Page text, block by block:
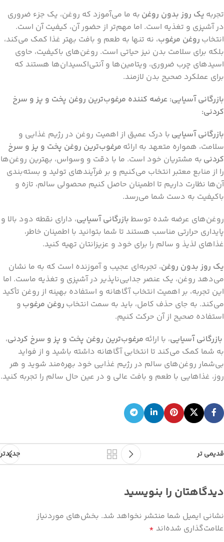
تجربه یک روز بدون روغن به ما می‌آموزد که روغن، یک جزء ضروری
در آشپزی و تغذیه است. اما مهم‌تر از حضور آن، کیفیت آن است.
انتخاب روغن مرغوب، نه تنها به طعم و بافت بهتر غذا کمک می‌کند،
بلکه برای سلامت بدن نیز حیاتی است. روغن‌های باکیفیت، حاوی
اسیدهای چرب ضروری، ویتامین‌ها و آنتی‌اکسیدان‌ها هستند که
برای عملکرد صحیح بدن لازمند.
بازرگانی آسیایی: عرضه کننده مرغوب‌ترین روغن پخت و پز و سرخ
کردنی:
بازرگانی آسیایی با درک عمیق از اهمیت روغن در رژیم غذایی و
سلامت، همواره متعهد به ارائه مرغوب‌ترین روغن پخت و پز و سرخ
کردنی به مشتریان خود است. ما با دقت و وسواس، بهترین روغن‌ها
را از منابع معتبر انتخاب می‌کنیم و بر فرآیندهای تولید و بسته‌بندی
آن‌ها نظارت داریم تا اطمینان حاصل کنیم محصولی سالم، تازه و
باکیفیت به دست شما می‌رسد.
روغن‌های عرضه شده توسط بازرگانی آسیایی، دارای نقطه دود بالا و
پایداری حرارتی مناسب هستند تا شما بتوانید با اطمینان خاطر،
غذاهای لذیذ و سالم را برای خود و عزیزانتان تهیه کنید.
یک روز بدون روغن، تجربه‌ای عجیب و آموزنده است که به ما نشان
می‌دهد روغن، یک عنصر جدایی‌ناپذیر در آشپزی و تغذیه ماست. اما
این تجربه، بر اهمیت انتخاب آگاهانه و استفاده بهینه از روغن تأکید
می‌کند. به جای حذف کامل، باید به سمت انتخاب روغن مرغوب و
استفاده صحیح از آن حرکت کنیم.
بازرگانی آسیایی، با ارائه مرغوب‌ترین روغن پخت و پز و سرخ کردنی،
به شما کمک می‌کند تا انتخابی آگاهانه داشته باشید و از فواید
بی‌شمار روغن‌های سالم در رژیم غذایی خود بهره‌مند شوید و هر
روز، غذاهایی با طعم و بافت عالی و در عین حال سالم را تجربه کنید.
جدیدتر قدیمی تر
دیدگاهتان را بنویسید
نشانی ایمیل شما منتشر نخواهد شد. بخش‌های موردنیاز
علامت‌گذاری شده‌اند *